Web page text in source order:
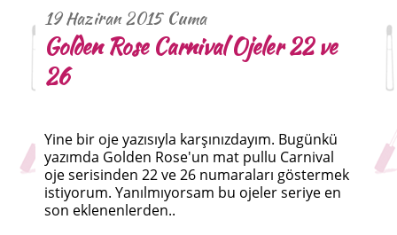
19 Haziran 2015 Cuma
Golden Rose Carnival Ojeler 22 ve
26
Yine bir oje yazısıyla karşınızdayım. Bugünkü
yazımda Golden Rose'un mat pullu Carnival
oje serisinden 22 ve 26 numaraları göstermek
istiyorum. Yanılmıyorsam bu ojeler seriye en
son eklenenlerden..